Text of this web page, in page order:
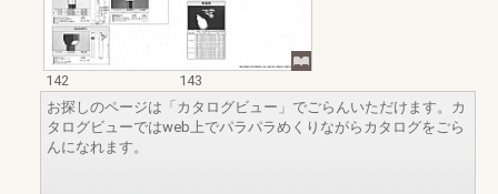
142
143
お探しのページは「カタログビュー」でごらんいただけます。カ
タログビューではweb上でパラパラめくりながらカタログをごら
んになれます。